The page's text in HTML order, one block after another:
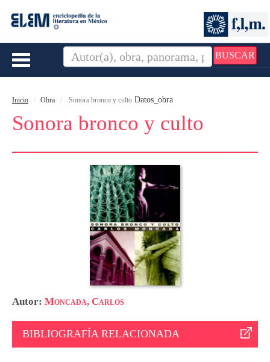
BUSCAR
Toggle
Inicio Obra Sonora bronco y culto Datos_obra
Sonora bronco y culto
Autor: Moncada, Carlos
BIBLIOGRAFÍA RELACIONADA